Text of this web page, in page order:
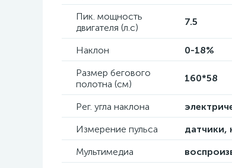
Пик. мощность
двигателя (л.с)
7.5
Наклон
0-18%
Размер бегового
полотна (см)
160*58
Рег. угла наклона
Измерение пульса
датчики,
Мультимедиа